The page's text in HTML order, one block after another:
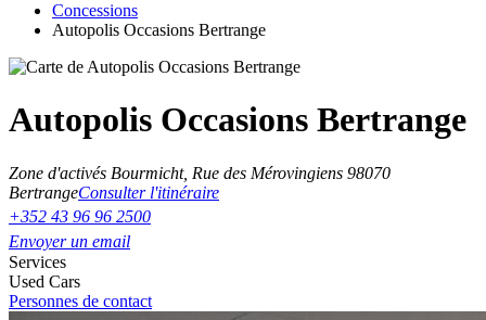
Concessions
Autopolis Occasions Bertrange
Autopolis Occasions Bertrange
Zone d'activés Bourmicht, Rue des Mérovingiens 98070
BertrangeConsulter l'itinéraire
+352 43 96 96 2500
Envoyer un email
Services
Used Cars
Personnes de contact